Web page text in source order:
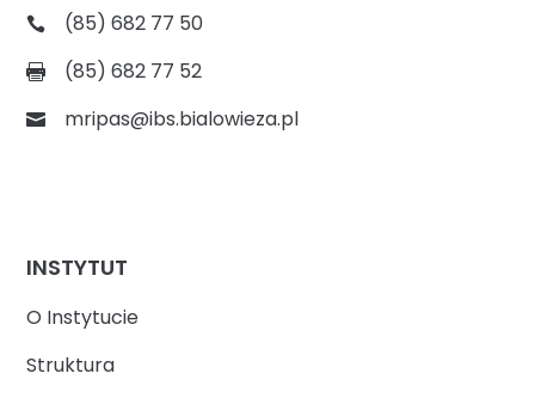
(85) 682 77 50
(85) 682 77 52
mripas@ibs.bialowieza.pl
INSTYTUT
O Instytucie
Struktura